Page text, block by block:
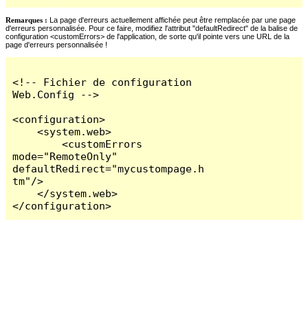
Remarques : La page d'erreurs actuellement affichée peut être remplacée par une page
d'erreurs personnalisée. Pour ce faire, modifiez l'attribut "defaultRedirect" de la balise de
configuration <customErrors> de l'application, de sorte qu'il pointe vers une URL de la
page d'erreurs personnalisée !
<!-- Fichier de configuration
Web.Config -->
<configuration>
    <system.web>
        <customErrors
mode="RemoteOnly"
defaultRedirect="mycustompage.h
tm"/>
    </system.web>
</configuration>